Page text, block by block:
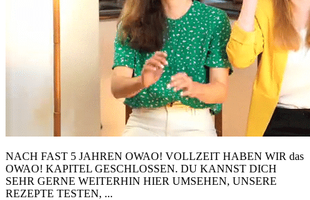
NACH FAST 5 JAHREN OWAO! VOLLZEIT HABEN WIR das
OWAO! KAPITEL GESCHLOSSEN. DU KANNST DICH
SEHR GERNE WEITERHIN HIER UMSEHEN, UNSERE
REZEPTE TESTEN, ...